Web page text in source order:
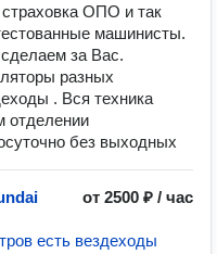
ОПО и так
машинисты.
за Вас.
разных
. Вся техника
отделении
без выходных
от 2500 ₽ / час
есть вездеходы